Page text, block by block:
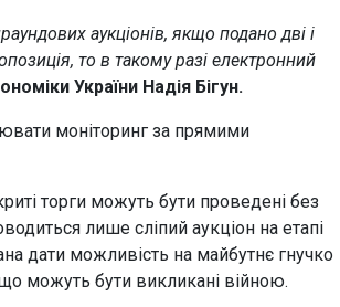
аукціонів, якщо подано дві і
то в такому разі електронний
України Надія Бігун.
моніторинг за прямими
торги можуть бути проведені без
лише сліпий аукціон на етапі
дати можливість на майбутнє гнучко
можуть бути викликані війною.